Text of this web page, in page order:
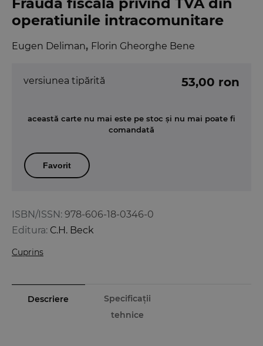
operatiunile intracomunitare
Eugen Deliman, Florin Gheorghe Bene
ISBN/ISSN: 978-606-18-0346-0
Editura: C.H. Beck
Cuprins
versiunea tipărită 53,00 ron
această carte nu mai este pe stoc și nu mai poate fi
comandată
Favorit
Descriere
Specificații
tehnice